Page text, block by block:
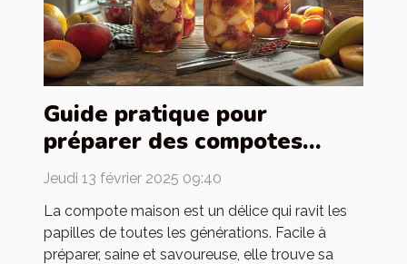
Guide pratique pour
préparer des compotes
maison pour toute la famille
Jeudi 13 février 2025 09:40
La compote maison est un délice qui ravit les
papilles de toutes les générations. Facile à
préparer, saine et savoureuse, elle trouve sa